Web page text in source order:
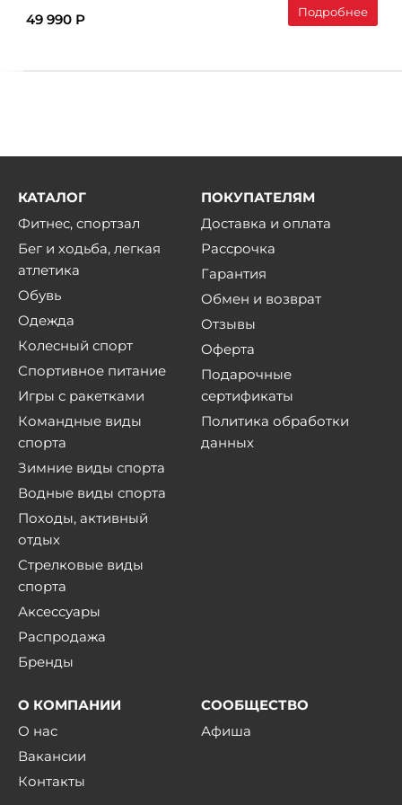
49 990 Р Подробнее
КАТАЛОГ
Фитнес, спортзал
Бег и ходьба, легкая
атлетика
Обувь
Одежда
Колесный спорт
Спортивное питание
Игры с ракетками
Командные виды
спорта
Зимние виды спорта
Водные виды спорта
Походы, активный
отдых
Стрелковые виды
спорта
Аксессуары
Распродажа
Бренды
ПОКУПАТЕЛЯМ
Доставка и оплата
Рассрочка
Гарантия
Обмен и возврат
Отзывы
Оферта
Подарочные
сертификаты
Политика обработки
данных
О КОМПАНИИ
О нас
Вакансии
Контакты
СООБЩЕСТВО
Афиша